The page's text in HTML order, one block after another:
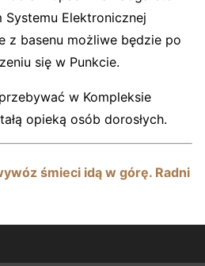
Elektronicznej
z basenu możliwe będzie po
się w Punkcie.
w Kompleksie
opieką osób dorosłych.
śmieci idą w górę. Radni